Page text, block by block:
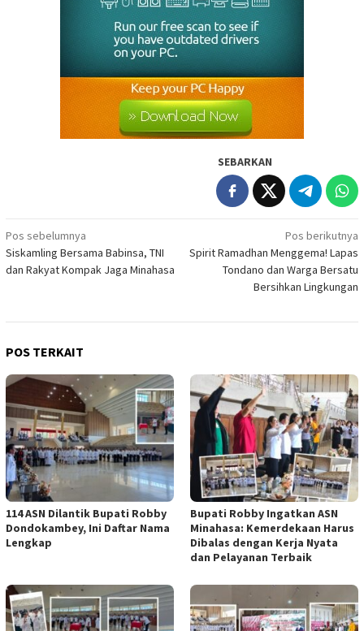
SEBARKAN
Navigasi
pos
Pos sebelumnya
Siskamling Bersama Babinsa, TNI
dan Rakyat Kompak Jaga Minahasa
Pos berikutnya
Spirit Ramadhan Menggema! Lapas
Tondano dan Warga Bersatu
Bersihkan Lingkungan
POS TERKAIT
114 ASN Dilantik Bupati Robby
Dondokambey, Ini Daftar Nama
Lengkap
Bupati Robby Ingatkan ASN
Minahasa: Kemerdekaan Harus
Dibalas dengan Kerja Nyata
dan Pelayanan Terbaik